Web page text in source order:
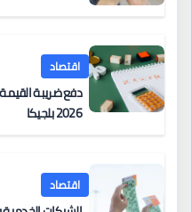
اقتصاد
دفع ضريبة
2026 بلجيكا
اقتصاد